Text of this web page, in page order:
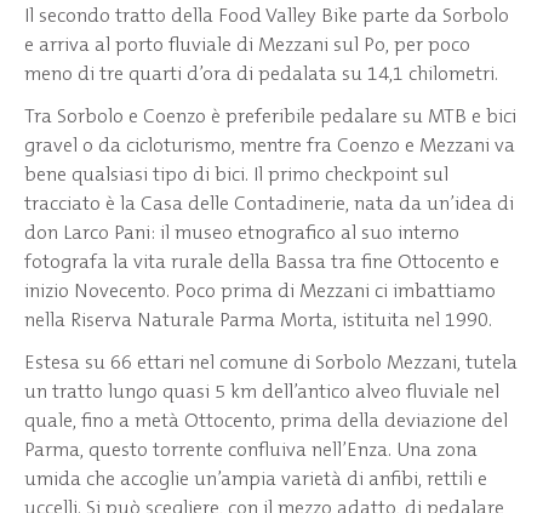
Il secondo tratto della Food Valley Bike parte da Sorbolo
e arriva al porto fluviale di Mezzani sul Po, per poco
meno di tre quarti d’ora di pedalata su 14,1 chilometri.
Tra Sorbolo e Coenzo è preferibile pedalare su MTB e bici
gravel o da cicloturismo, mentre fra Coenzo e Mezzani va
bene qualsiasi tipo di bici. Il primo checkpoint sul
tracciato è la Casa delle Contadinerie, nata da un’idea di
don Larco Pani: il museo etnografico al suo interno
fotografa la vita rurale della Bassa tra fine Ottocento e
inizio Novecento. Poco prima di Mezzani ci imbattiamo
nella Riserva Naturale Parma Morta, istituita nel 1990.
Estesa su 66 ettari nel comune di Sorbolo Mezzani, tutela
un tratto lungo quasi 5 km dell’antico alveo fluviale nel
quale, fino a metà Ottocento, prima della deviazione del
Parma, questo torrente confluiva nell’Enza. Una zona
umida che accoglie un’ampia varietà di anfibi, rettili e
uccelli. Si può scegliere, con il mezzo adatto, di pedalare